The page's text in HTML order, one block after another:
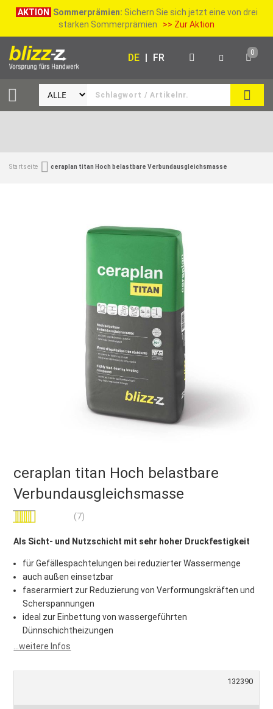
AKTION Sommerprämien: Sichern Sie sich jetzt eine von drei
starken Sommerprämien >> Zur Aktion
SUCHE
DE | FR 0
Startseite ceraplan titan Hoch belastbare Verbundausgleichsmasse
ceraplan titan Hoch belastbare
Verbundausgleichsmasse
Bewertung: (7)
Als Sicht- und Nutzschicht mit sehr hoher Druckfestigkeit
für Gefällespachtelungen bei reduzierter Wassermenge
auch außen einsetzbar
faserarmiert zur Reduzierung von Verformungskräften und
Scherspannungen
ideal zur Einbettung von wassergeführten
Dünnschichtheizungen
...weitere Infos
132390